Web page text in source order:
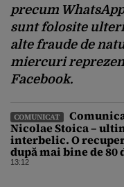
precum
sunt folosite
alte fraude de
miercuri
Facebook.
COMUNICAT
Nicolae Stoica –
interbelic. O
după mai bine de 80
13:12